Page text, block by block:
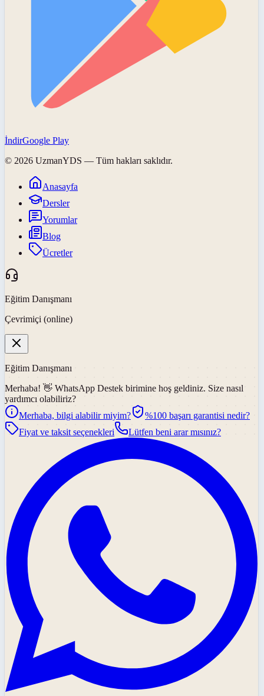
İndirGoogle Play
© 2026 UzmanYDS — Tüm hakları saklıdır.
Anasayfa
Dersler
Yorumlar
Blog
Ücretler
Eğitim Danışmanı
Çevrimiçi (online)
Eğitim Danışmanı
Merhaba! 👋 WhatsApp Destek birimine hoş geldiniz. Size nasıl
yardımcı olabiliriz?
Merhaba, bilgi alabilir miyim?
%100 başarı garantisi nedir?
Fiyat ve taksit seçenekleri
Lütfen beni arar mısınız?